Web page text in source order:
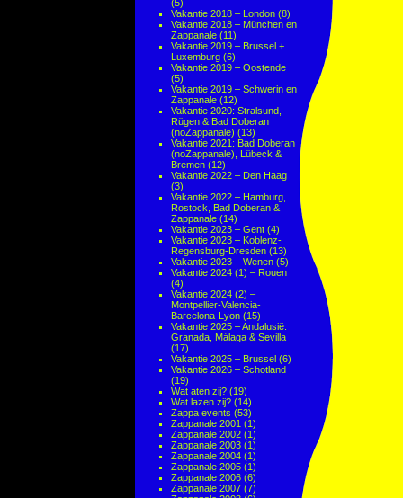
(5)
Vakantie 2018 – London (8)
Vakantie 2018 – München en
Zappanale (11)
Vakantie 2019 – Brussel +
Luxemburg (6)
Vakantie 2019 – Oostende
(5)
Vakantie 2019 – Schwerin en
Zappanale (12)
Vakantie 2020: Stralsund,
Rügen & Bad Doberan
(noZappanale) (13)
Vakantie 2021: Bad Doberan
(noZappanale), Lübeck &
Bremen (12)
Vakantie 2022 – Den Haag
(3)
Vakantie 2022 – Hamburg,
Rostock, Bad Doberan &
Zappanale (14)
Vakantie 2023 – Gent (4)
Vakantie 2023 – Koblenz-
Regensburg-Dresden (13)
Vakantie 2023 – Wenen (5)
Vakantie 2024 (1) – Rouen
(4)
Vakantie 2024 (2) –
Montpellier-Valencia-
Barcelona-Lyon (15)
Vakantie 2025 – Andalusië:
Granada, Málaga & Sevilla
(17)
Vakantie 2025 – Brussel (6)
Vakantie 2026 – Schotland
(19)
Wat aten zij? (19)
Wat lazen zij? (14)
Zappa events (53)
Zappanale 2001 (1)
Zappanale 2002 (1)
Zappanale 2003 (1)
Zappanale 2004 (1)
Zappanale 2005 (1)
Zappanale 2006 (6)
Zappanale 2007 (7)